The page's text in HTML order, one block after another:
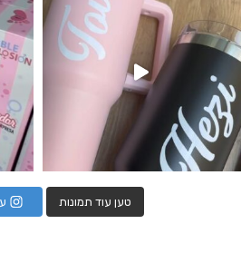
טען עוד תמונות